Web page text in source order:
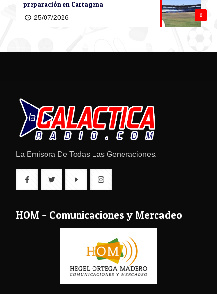
0
preparación en Cartagena
25/07/2026
La Emisora De Todas Las Generaciones.
HOM – Comunicaciones y Mercadeo